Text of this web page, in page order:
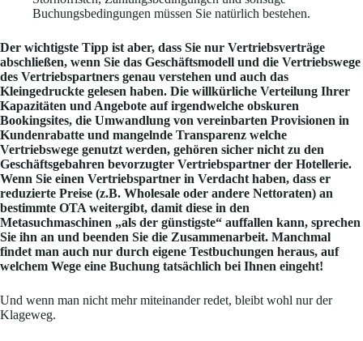
Buchungsbedingungen müssen Sie natürlich bestehen.
Der wichtigste Tipp ist aber, dass Sie nur Vertriebsverträge
abschließen, wenn Sie das Geschäftsmodell und die Vertriebswege
des Vertriebspartners genau verstehen und auch das
Kleingedruckte gelesen haben. Die willkürliche Verteilung Ihrer
Kapazitäten und Angebote auf irgendwelche obskuren
Bookingsites, die Umwandlung von vereinbarten Provisionen in
Kundenrabatte und mangelnde Transparenz welche
Vertriebswege genutzt werden, gehören sicher nicht zu den
Geschäftsgebahren bevorzugter Vertriebspartner der Hotellerie.
Wenn Sie einen Vertriebspartner in Verdacht haben, dass er
reduzierte Preise (z.B. Wholesale oder andere Nettoraten) an
bestimmte OTA weitergibt, damit diese in den
Metasuchmaschinen „als der günstigste“ auffallen kann, sprechen
Sie ihn an und beenden Sie die Zusammenarbeit. Manchmal
findet man auch nur durch eigene Testbuchungen heraus, auf
welchem Wege eine Buchung tatsächlich bei Ihnen eingeht!
Und wenn man nicht mehr miteinander redet, bleibt wohl nur der
Klageweg.